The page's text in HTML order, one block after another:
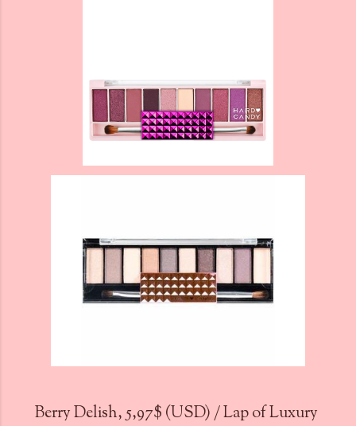
Berry Delish, 5,97$ (USD) / Lap of Luxury